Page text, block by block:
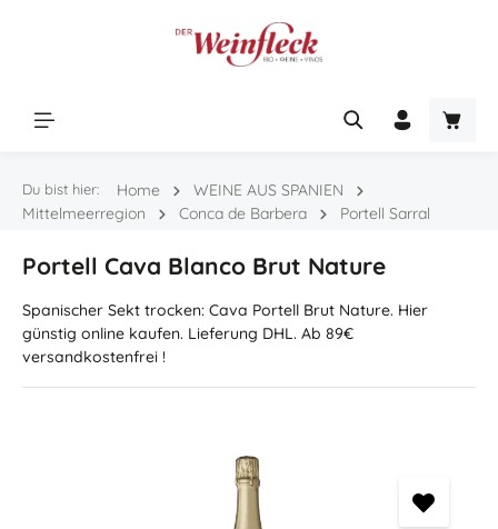
Du bist hier: Home
WEINE AUS SPANIEN
Mittelmeerregion
Conca de Barbera Portell Sarral
Portell Cava Blanco Brut Nature
Spanischer Sekt trocken: Cava Portell Brut Nature. Hier
günstig online kaufen. Lieferung DHL. Ab 89€
versandkostenfrei !